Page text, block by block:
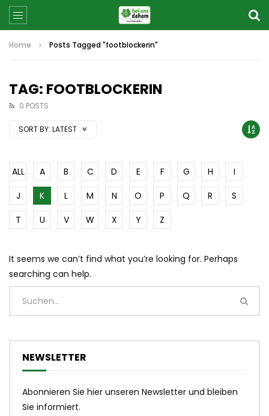
Home Posts Tagged "footblockerin"
TAG: FOOTBLOCKERIN
0 POSTS
SORT BY: LATEST
ALL A B C D E F G H
I
J
K L M N O P Q R
S
T
U V W X Y Z
It seems we can’t find what you’re looking for. Perhaps
searching can help.
NEWSLETTER
Abonnieren Sie hier unseren Newsletter und bleiben
Sie informiert.